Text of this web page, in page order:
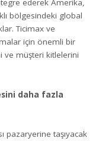
ederek Amerika,
bölgesindeki global
Ticimax ve
için önemli bir
ve müşteri kitlelerini
daha fazla
pazaryerine taşıyacak